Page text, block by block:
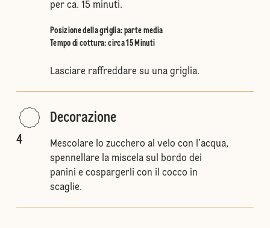
per ca. 15 minuti.
Posizione della griglia: parte media
Tempo di cottura: circa 15 Minuti
Lasciare raffreddare su una griglia.
4
Decorazione
Mescolare lo zucchero al velo con l’acqua,
spennellare la miscela sul bordo dei
panini e cospargerli con il cocco in
scaglie.